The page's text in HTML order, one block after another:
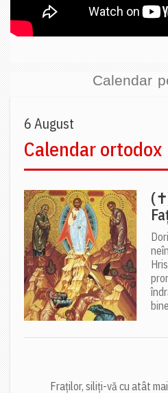
Calendar
6 August
Calendar ortodox
Fraților, siliți-vă cu atât